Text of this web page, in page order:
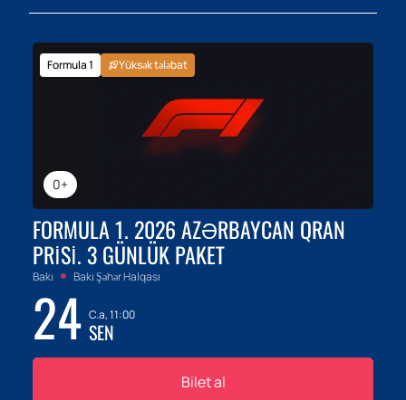
0+
Formula 1 Yüksək tələbat
FORMULA 1. 2026 AZƏRBAYCAN QRAN
PRISI. 3 GÜNLÜK PAKET
Bakı Bakı Şəhər Halqası
24 C.a, 11:00
SEN
Bilet al